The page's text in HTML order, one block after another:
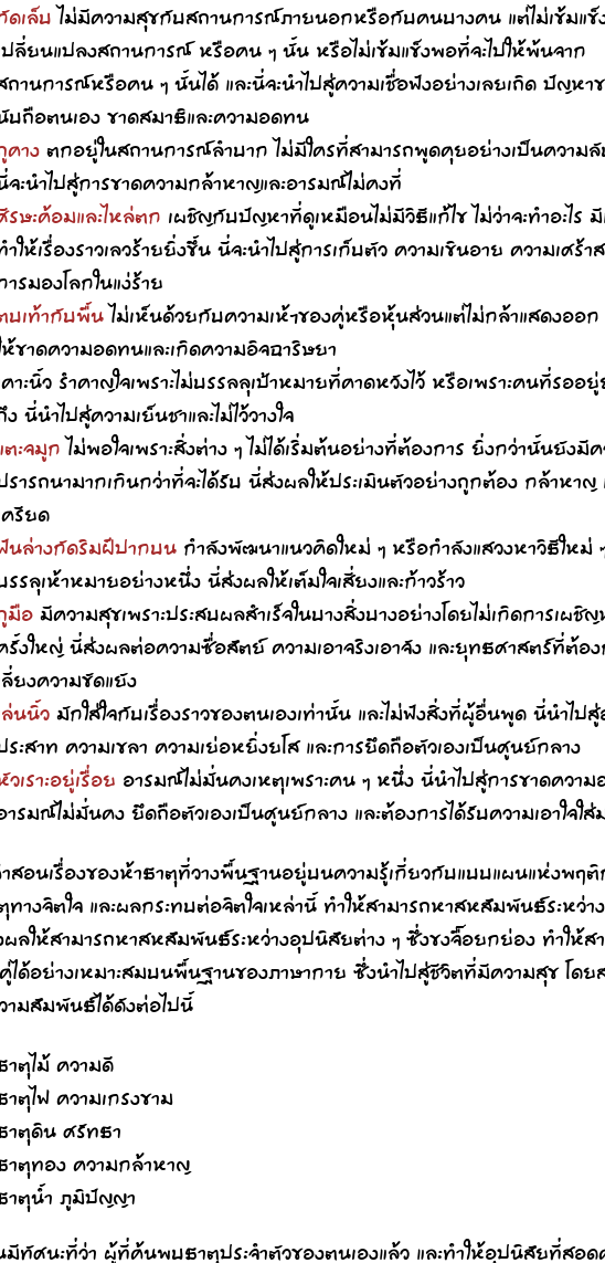
ดเล็บไม่มีความสุขกับสถานการณ์ภายนอกหรือกับคนบางคน แต่ไม่เข้มแข็
ปลี่ยนแปลงสถานการณ์ หรือคน ๆ นั้น หรือไม่เข้มแข็งพอที่จะไปให้พ้นจาก
ถานการณ์หรือคน ๆ นั้นได้ และนี่จะนำไปสู่ความเชื่อฟังอย่างเลยเถิด ปัญหา
บถือตนเอง ขาดสมาธิและความอดทน
คางตกอยู่ในสถานการณ์ลำบาก ไม่มีใครที่สามารถพูดคุยอย่างเป็นความ
จะนำไปสู่การขาดความกล้าหาญและอารมณ์ไม่คงที่
รษะค้อมและไหล่ตก เผชิญกับปัญหาที่ดูเหมือนไม่มีวิธีแก้ไข ไม่ว่าจะทำอะไร
ำให้เรื่องราวเลวร้ายยิ่งขึ้น นี่จะนำไปสู่การเก็บตัว ความเขินอาย ความเศร้า
ารมองโลกในแง่ร้าย
บเท้ากับพื้นไม่เห็นด้วยกับความเห้ฯของคู่หรือหุ้นส่วนแต่ไม่กล้าแสดงออ
ห้ขาดความอดทนและเกิดความอิจฉาริษยา
คาะนิ้ว รำคาญใจเพราะไม่บรรลลุเป้าหมายที่คาดหวังไว้ หรือเพราะคนที่รออ
นี่นำไปสู่ความเย็นชาและไม่ไว้วางใจ
ตะจมูกไม่พอใจเพราะสิ่งต่าง ๆ ไม่ได้เริ่มต้นอย่างที่ต้องการ ยิ่งกว่านั้นยังมี
รารถนามากเกินกว่าที่จะได้รับ นี่ส่งผลให้ประเมินตัวอย่างถูกต้อง กล้าหาญ
ครียด
นล่างกัดริมฝีปากบนกำลังพัฒนาแนวคิดใหม่ ๆ หรือกำลังแสวงหาวิธีใหม่
รรลุเห้าหมายอย่างหนึ่ง นี่ส่งผลให้เต็มใจเสี่ยงและก้าวร้าว
มือมีความสุขเพราะประสบผลสำเร็จในบางสิ่งบางอย่างโดยไม่เกิดการเผชิ
รั้งใหญ่ นี่ส่งผลต่อความซื่อสัตย์ ความเอาจริงเอาจัง และยุทธศาสตร์ที่ต้อ
ลี่ยงความขัดแยัง
ล่นนิ้วมักใส่ใจกับเรื่องราวของตนเองเท่านั้น และไม่ฟังสิ่งที่ผู้อื่นพูด นี่นำไปสู่
ระสาท ความเขลา ความเย่อหยิ่งยโส และการยึดถือตัวเองเป็นศูนย์กลาง
วเราะอยู่เรื่อย อารมณ์ไม่มั่นคงเหตุเพราะคน ๆ หนึ่ง นี่นำไปสู่การขาดควา
ารมณ์ไม่มั่นคง ยึดถือตัวเองเป็นศูนย์กลาง และต้องการได้รับความเอาใจใ
สอนเรื่องของห้าธาตุที่วางพื้นฐานอยู่บนความรู้เกี่ยวกับแบบแผนแห่งพฤ
ทางจิตใจ และผลกระทบต่อจิตใจเหล่านี้ ทำให้สามารถหาสหสัมพันธ์ระหว่
ผลให้สามารถหาสหสัมพันธ์ระหว่างอุปนิสัยต่าง ๆ ซึ่งขงจื๊อยกย่อง ทำให้ส
ได้อย่างเหมาะสมบนพื้นฐานของภาษากาย ซึ่งนำไปสู่ชีวิตที่มีความสุข โดย
ามสัมพันธ์ได้ดังต่อไปนี้
าตุไม้ ความดี
าตุไฟ ความเกรงขาม
าตุดิน ศรัทธา
าตุทอง ความกล้าหาญ
าตุน้ำ ภูมิปัญญา
ทัศนะที่ว่า ผู้ที่ค้นพบธาตุประจำตัวของตนเองแล้ว และทำให้อุปนิสัยที่สอ